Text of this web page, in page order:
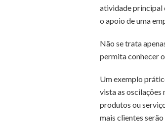
atividade principal
o apoio de uma
Não se trata
permita conhecer
Um exemplo
vista as oscilações
produtos ou
mais clientes serão